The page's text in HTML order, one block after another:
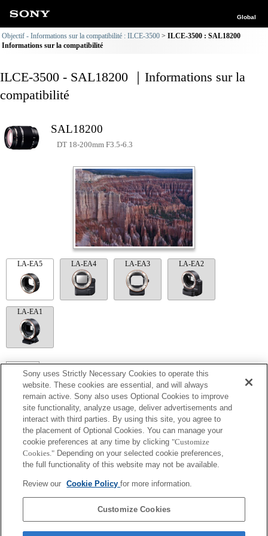
Global
Objectif - Informations sur la compatibilité : ILCE-3500
ILCE-3500 : SAL18200
Informations sur la compatibilité
ILCE-3500 - SAL18200 ｜Informations sur la
compatibilité
SAL18200
DT 18-200mm F3.5-6.3
LA-EA5 LA-EA4 LA-EA3 LA-EA2
LA-EA1
LA-EA5
La mise au point automatique ne peut pas être utilisée.
Disponible avec une bague d'adaptation d'objectif.
Le mode SteadyShot n'est pas pris en charge.
Le son de fonctionnement du diaphragme est enregistré à l'aide du microphone
interne.
La fonction Photo Creativity [Créativité photo] n'est pas opérationnelle.
Outside the A (Aperture priority), S (Shutter priority), and M (Manual) modes, the
shutter speed and the aperture can not be adjusted during the movie recording.
La fonction [Comp. objectif ] (Compensation de l'objectif) n'est pas opérationnelle.
au point manuelle ne fonctionne pas automatiquement lorsque vous tournez la bague
Sony uses Strictly Necessary Cookies to operate this
website. These cookies are essential, and will always
remain active. Sony also uses Optional Cookies to improve
site functionality, analyze usage, deliver advertisements and
interact with third parties. By using this site, you agree to
the placement of Optional Cookies. You can manage your
cookie preferences at any time by clicking "Customize
Cookies." Depending on your selected cookie preferences,
the full functionality of this website may not be available.
Review our Cookie Policyfor more information.
Customize Cookies